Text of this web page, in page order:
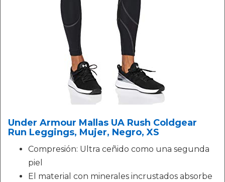
Under Armour Mallas UA Rush Coldgear
Run Leggings, Mujer, Negro, XS
Compresión: Ultra ceñido como una segunda
piel
El material con minerales incrustados absorbe